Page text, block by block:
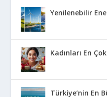
Yenilenebilir
Kadınları En
Türkiye’nin En